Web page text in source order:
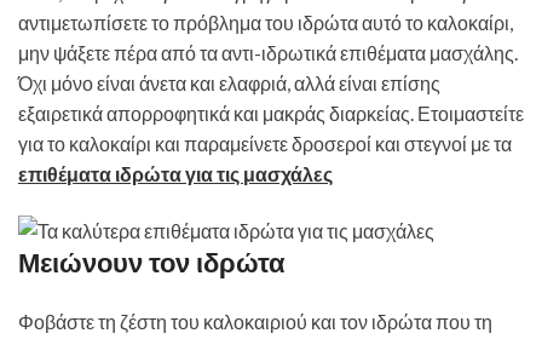
αντιμετωπίσετε το πρόβλημα του ιδρώτα αυτό το καλοκαίρι,
μην ψάξετε πέρα ​​από τα αντι-ιδρωτικά επιθέματα μασχάλης.
Όχι μόνο είναι άνετα και ελαφριά, αλλά είναι επίσης
εξαιρετικά απορροφητικά και μακράς διαρκείας. Ετοιμαστείτε
για το καλοκαίρι και παραμείνετε δροσεροί και στεγνοί με τα
επιθέματα ιδρώτα για τις μασχάλες
Μειώνουν τον ιδρώτα
Φοβάστε τη ζέστη του καλοκαιριού και τον ιδρώτα που τη